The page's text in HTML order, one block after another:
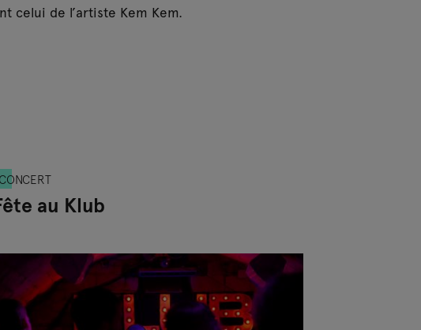
celui de l’artiste Kem Kem.
CONCERT
au Klub